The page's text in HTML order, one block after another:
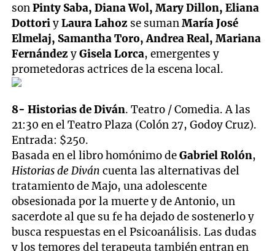
sonPinty Saba, Diana Wol, Mary Dillon, Eliana
DottoriyLaura Lahoz se sumanMaría José
Elmelaj, Samantha Toro, Andrea Real, Mariana
FernándezyGisela Lorca, emergentes y
prometedoras actrices de la escena local.
8- Historias de Diván. Teatro / Comedia. A las
21:30 en el Teatro Plaza (Colón 27, Godoy Cruz).
Entrada: $250.
Basada en el libro homónimo deGabriel Rolón,
Historias de Diván cuenta las alternativas del
tratamiento de Majo, una adolescente
obsesionada por la muerte y de Antonio, un
sacerdote al que su fe ha dejado de sostenerlo y
busca respuestas en el Psicoanálisis. Las dudas
y los temores del terapeuta también entran en